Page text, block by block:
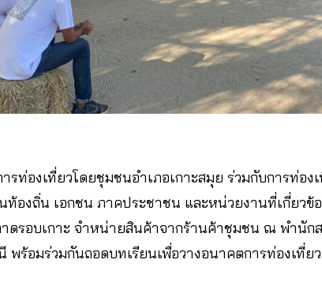
รท่องเที่ยวโดยชุมชนอำเภอเกาะสมุย ร่วมกับการท่อง
ท้องถิ่น เอกชน ภาคประชาชน และหน่วยงานที่เกี่ยวข้
ดรอบเกาะ จำหน่ายสินค้าจากร้านค้าชุมชน ณ พำนัก
พร้อมร่วมกันถอดบทเรียนเพื่อวางอนาคตการท่องเที่ย